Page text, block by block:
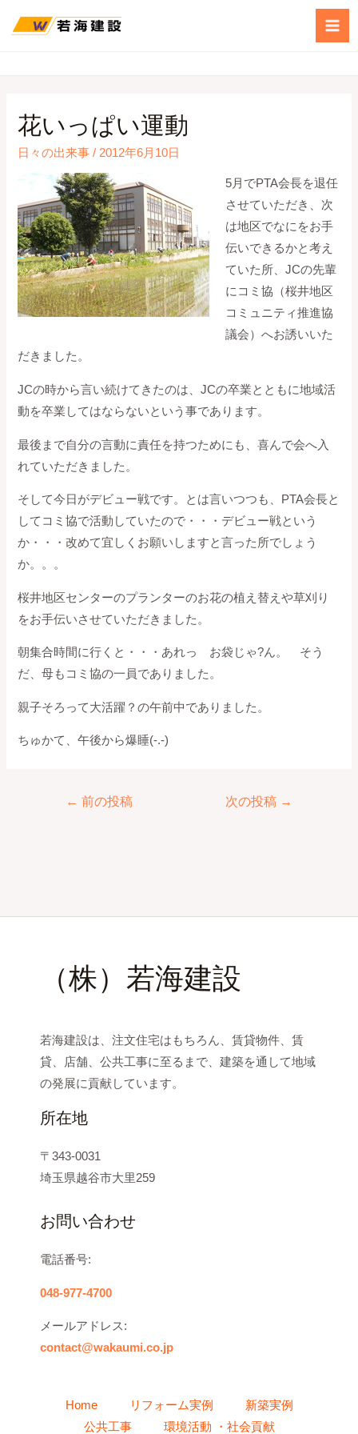
花いっぱい運動
日々の出来事 / 2012年6月10日
5月でPTA会長を退任
させていただき、次
は地区でなにをお手
伝いできるかと考え
ていた所、JCの先輩
にコミ協（桜井地区
コミュニティ推進協
議会）へお誘いいた
だきました。
JCの時から言い続けてきたのは、JCの卒業とともに地域活
動を卒業してはならないという事であります。
最後まで自分の言動に責任を持つためにも、喜んで会へ入
れていただきました。
そして今日がデビュー戦です。とは言いつつも、PTA会長と
してコミ協で活動していたので・・・デビュー戦という
か・・・改めて宜しくお願いしますと言った所でしょう
か。。。
桜井地区センターのプランターのお花の植え替えや草刈り
をお手伝いさせていただきました。
朝集合時間に行くと・・・あれっ お袋じゃ?ん。 そう
だ、母もコミ協の一員でありました。
親子そろって大活躍？の午前中でありました。
ちゅかて、午後から爆睡(-.-)
← 前の投稿 次の投稿 →
（株）若海建設
若海建設は、注文住宅はもちろん、賃貸物件、賃
貸、店舗、公共工事に至るまで、建築を通して地域
の発展に貢献しています。
所在地
〒343-0031
埼玉県越谷市大里259
お問い合わせ
電話番号:
048-977-4700
メールアドレス:
contact@wakaumi.co.jp
Home リフォーム実例
新築実例
公共工事
環境活動 ・社会貢献